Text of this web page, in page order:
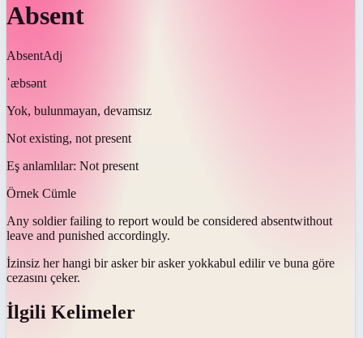
Absent
AbsentAdj
ˈæbsənt
Yok, bulunmayan, devamsız
Not existing, not present
Eş anlamlılar: Not present
Örnek Cümle
Any soldier failing to report would be considered absentwithout
leave and punished accordingly.
İzinsiz her hangi bir asker bir asker yokkabul edilir ve buna göre
cezasını çeker.
İlgili Kelimeler